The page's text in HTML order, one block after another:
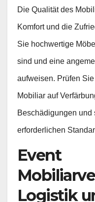
Die Qualität des
Komfort und die
Sie hochwertige
sind und eine
aufweisen. Prüfen
Mobiliar auf
Beschädigungen und
erforderlichen
Event
Logistik